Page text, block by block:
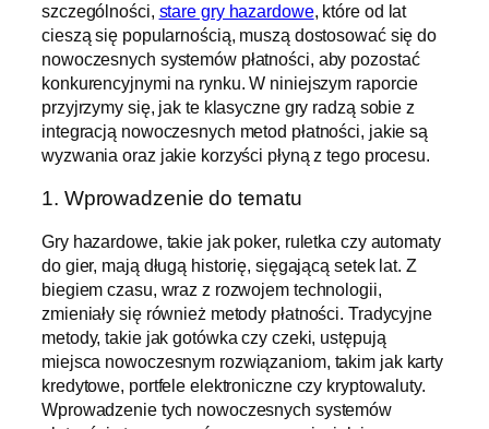
szczególności, stare gry hazardowe, które od lat
cieszą się popularnością, muszą dostosować się do
nowoczesnych systemów płatności, aby pozostać
konkurencyjnymi na rynku. W niniejszym raporcie
przyjrzymy się, jak te klasyczne gry radzą sobie z
integracją nowoczesnych metod płatności, jakie są
wyzwania oraz jakie korzyści płyną z tego procesu.
1. Wprowadzenie do tematu
Gry hazardowe, takie jak poker, ruletka czy automaty
do gier, mają długą historię, sięgającą setek lat. Z
biegiem czasu, wraz z rozwojem technologii,
zmieniały się również metody płatności. Tradycyjne
metody, takie jak gotówka czy czeki, ustępują
miejsca nowoczesnym rozwiązaniom, takim jak karty
kredytowe, portfele elektroniczne czy kryptowaluty.
Wprowadzenie tych nowoczesnych systemów